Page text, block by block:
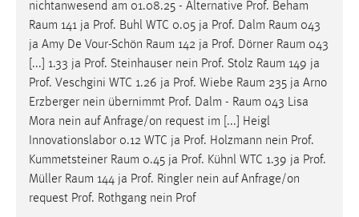
nichtanwesend am 01.08.25 - Alternative Prof. Beham
Raum 141 ja Prof. Buhl WTC 0.05 ja Prof. Dalm Raum 043
ja Amy De Vour-Schön Raum 142 ja Prof. Dörner Raum 043
[...] 1.33 ja Prof. Steinhauser nein Prof. Stolz Raum 149 ja
Prof. Veschgini WTC 1.26 ja Prof. Wiebe Raum 235 ja Arno
Erzberger nein übernimmt Prof. Dalm - Raum 043 Lisa
Mora nein auf Anfrage/on request im [...] Heigl
Innovationslabor 0.12 WTC ja Prof. Holzmann nein Prof.
Kummetsteiner Raum 0.45 ja Prof. Kühnl WTC 1.39 ja Prof.
Müller Raum 144 ja Prof. Ringler nein auf Anfrage/on
request Prof. Rothgang nein Prof